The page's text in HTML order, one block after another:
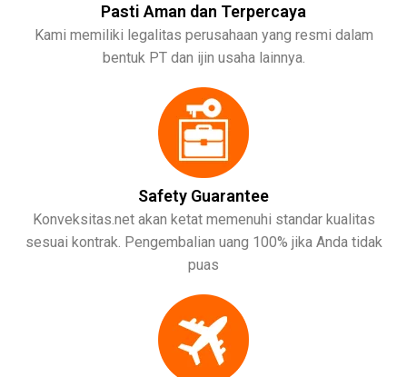
Pasti Aman dan Terpercaya
Kami memiliki legalitas perusahaan yang resmi dalam
bentuk PT dan ijin usaha lainnya.
Safety Guarantee
Konveksitas.net akan ketat memenuhi standar kualitas
sesuai kontrak. Pengembalian uang 100% jika Anda tidak
puas